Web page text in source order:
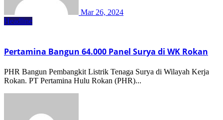
Mar 26, 2024
Headline
Pertamina Bangun 64.000 Panel Surya di WK Rokan
PHR Bangun Pembangkit Listrik Tenaga Surya di Wilayah Kerja
Rokan. PT Pertamina Hulu Rokan (PHR)...